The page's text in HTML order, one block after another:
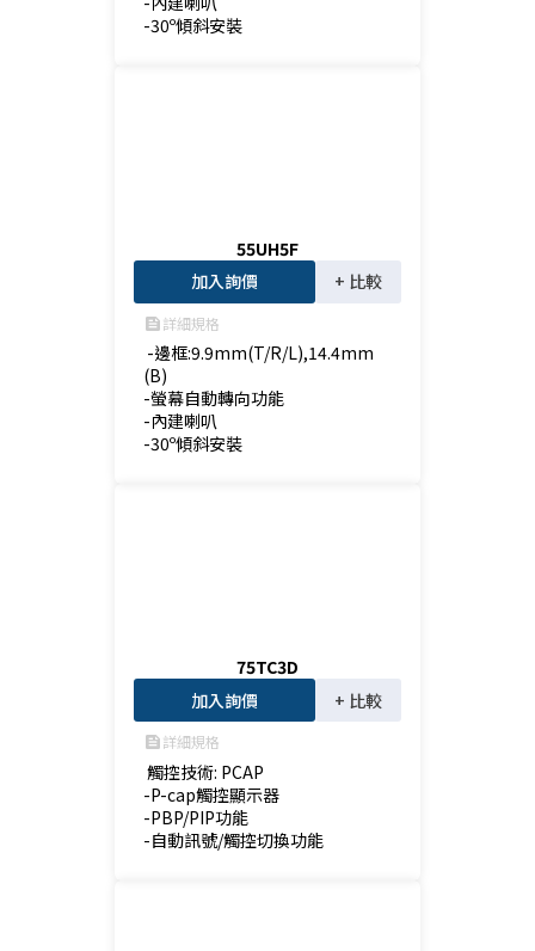
-30º傾斜安裝
55UH5F
加入詢價
+ 比較
feed詳細規格
-邊框:9.9mm(T/R/L),14.4mm
(B)
-螢幕自動轉向功能
-內建喇叭
-30º傾斜安裝
75TC3D
加入詢價
+ 比較
feed詳細規格
觸控技術: PCAP
-P-cap觸控顯示器
-PBP/PIP功能
-自動訊號/觸控切換功能